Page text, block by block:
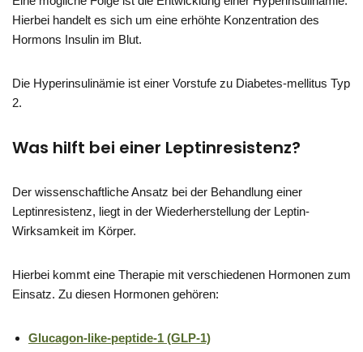
Hierbei handelt es sich um eine erhöhte Konzentration des
Hormons Insulin im Blut.
Die Hyperinsulinämie ist einer Vorstufe zu Diabetes-mellitus Typ
2.
Was hilft bei einer Leptinresistenz?
Der wissenschaftliche Ansatz bei der Behandlung einer
Leptinresistenz, liegt in der Wiederherstellung der Leptin-
Wirksamkeit im Körper.
Hierbei kommt eine Therapie mit verschiedenen Hormonen zum
Einsatz. Zu diesen Hormonen gehören:
Glucagon-like-peptide-1 (GLP-1)